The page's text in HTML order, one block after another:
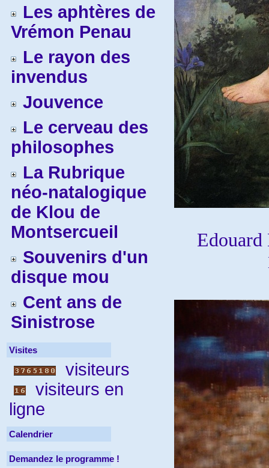
Les aphtères de
Vrémon Penau
Le rayon des
invendus
Jouvence
Le cerveau des
philosophes
La Rubrique
néo-natalogique
de Klou de
Montsercueil
Souvenirs d'un
disque mou
Cent ans de
Sinistrose
Visites
visiteurs
visiteurs en
ligne
Calendrier
Demandez le programme !
Edouard